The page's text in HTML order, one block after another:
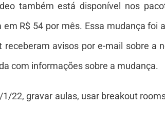
também está disponível nos
R$ 54 por mês. Essa mudança foi
avisos por e-mail sobre a
com informações sobre a mudança.
22, gravar aulas, usar breakout